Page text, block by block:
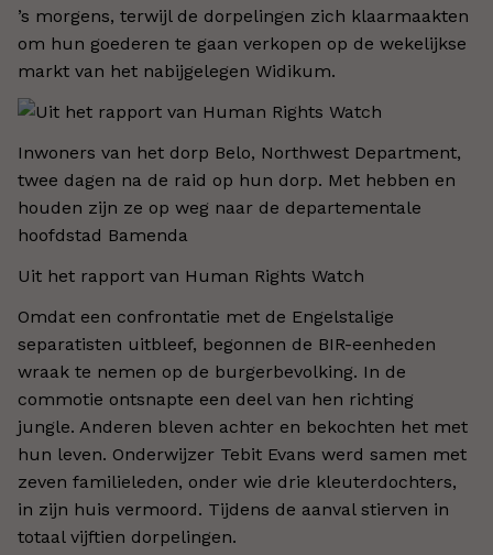
’s morgens, terwijl de dorpelingen zich klaarmaakten
om hun goederen te gaan verkopen op de wekelijkse
markt van het nabijgelegen Widikum.
Inwoners van het dorp Belo, Northwest Department,
twee dagen na de raid op hun dorp. Met hebben en
houden zijn ze op weg naar de departementale
hoofdstad Bamenda
Uit het rapport van Human Rights Watch
Omdat een confrontatie met de Engelstalige
separatisten uitbleef, begonnen de BIR-eenheden
wraak te nemen op de burgerbevolking. In de
commotie ontsnapte een deel van hen richting
jungle. Anderen bleven achter en bekochten het met
hun leven. Onderwijzer Tebit Evans werd samen met
zeven familieleden, onder wie drie kleuterdochters,
in zijn huis vermoord. Tijdens de aanval stierven in
totaal vijftien dorpelingen.